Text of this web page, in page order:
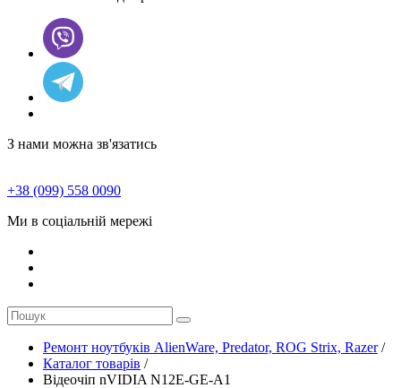
З нами можна зв'язатись
+38 (099) 558 0090
Ми в соціальній мережі
Ремонт ноутбуків AlienWare, Predator, ROG Strix, Razer/
Каталог товарів /
Відеочіп nVIDIA N12E-GE-A1